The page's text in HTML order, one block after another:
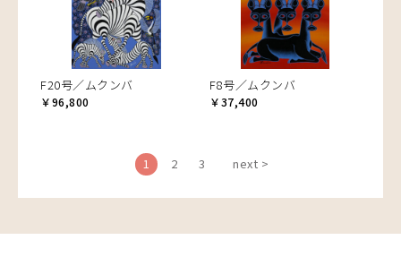
F20号／ムクンバ
￥96,800
F8号／ムクンバ
￥37,400
1 2 3 next >